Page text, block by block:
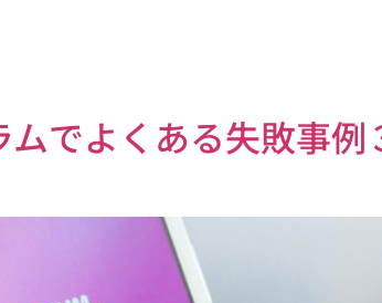
でよくある失敗事